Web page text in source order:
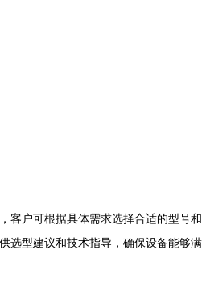
客户可根据具体需求选择合适的型号和
选型建议和技术指导，确保设备能够满